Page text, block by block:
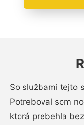
So službami tejto
Potreboval som
ktorá prebehla